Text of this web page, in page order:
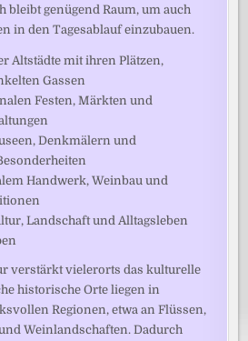
bleibt genügend Raum, um auch
in den Tagesablauf einzubauen.
Altstädte mit ihren Plätzen,
Gassen
Festen, Märkten und
Denkmälern und
Handwerk, Weinbau und
Landschaft und Alltagsleben
verstärkt vielerorts das kulturelle
historische Orte liegen in
Regionen, etwa an Flüssen,
Weinlandschaften. Dadurch